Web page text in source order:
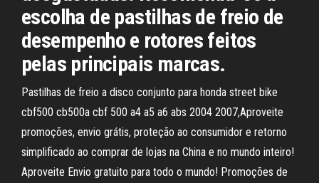
escolha de pastilhas de freio de
desempenho e rotores feitos
pelas principais marcas.
Pastilhas de freio a disco conjunto para honda street bike
cbf500 cb500a cbf 500 a4 a5 a6 abs 2004 2007,Aproveite
promoções, envio grátis, proteção ao consumidor e retorno
simplificado ao comprar de lojas na China e no mundo inteiro!
Aproveite Envio gratuito para todo o mundo! Promoções de